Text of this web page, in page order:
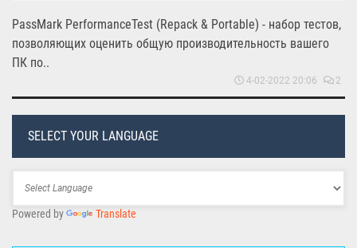
PassMark PerformanceTest (Repack & Portable) - набор тестов,
позволяющих оценить общую производительность вашего
ПК по..
4-02-2022 20:06 2
SELECT YOUR LANGUAGE
Powered by Translate